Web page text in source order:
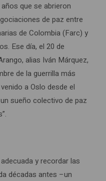
que se abrieron
de paz entre
de Colombia (Farc) y
Ese día, el 20 de
alias Iván Márquez,
de la guerrilla más
a Oslo desde el
sueño colectivo de paz
y recordar las
décadas antes –un